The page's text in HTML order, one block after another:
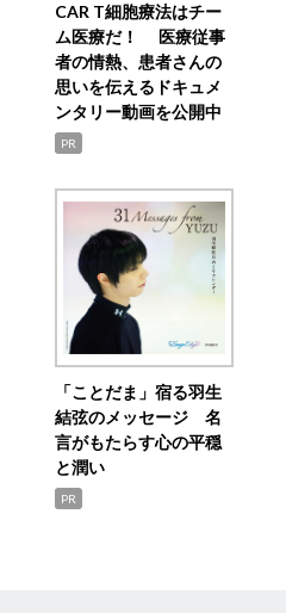
CAR T細胞療法はチー
ム医療だ！ 医療従事
者の情熱、患者さんの
思いを伝えるドキュメ
ンタリー動画を公開中
PR
「ことだま」宿る羽生
結弦のメッセージ 名
言がもたらす心の平穏
と潤い
PR